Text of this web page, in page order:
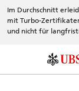
Im Durchschnitt
mit Turbo-
und nicht für